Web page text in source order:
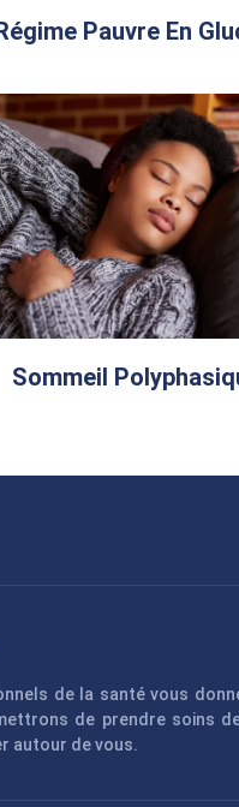
Pauvre En
Sommeil
de la santé vous
de prendre soins
autour de vous.